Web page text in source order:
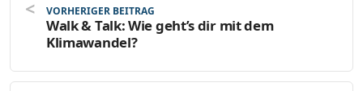
VORHERIGER BEITRAG
Walk & Talk: Wie geht’s dir mit dem
Klimawandel?